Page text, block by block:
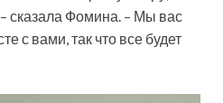
сказала Фомина. – Мы вас
с вами, так что все будет